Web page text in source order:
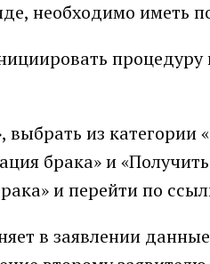
необходимо иметь
из категории
брака» и
и перейти по
в заявлении